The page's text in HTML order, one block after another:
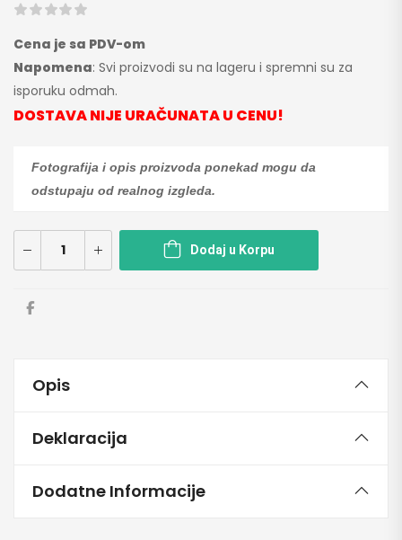
Cena je sa PDV-om
Napomena: Svi proizvodi su na lageru i spremni su za
isporuku odmah.
DOSTAVA NIJE URAČUNATA U CENU!
Fotografija i opis proizvoda ponekad mogu da
odstupaju od realnog izgleda.
Dodaj u Korpu
Opis
Deklaracija
Dodatne Informacije